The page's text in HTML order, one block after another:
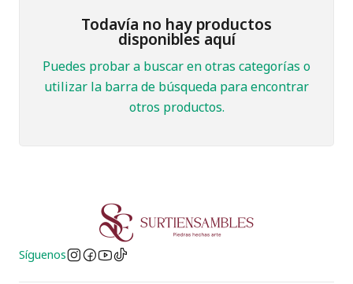
Todavía no hay productos
disponibles aquí
Puedes probar a buscar en otras categorías o
utilizar la barra de búsqueda para encontrar
otros productos.
Síguenos